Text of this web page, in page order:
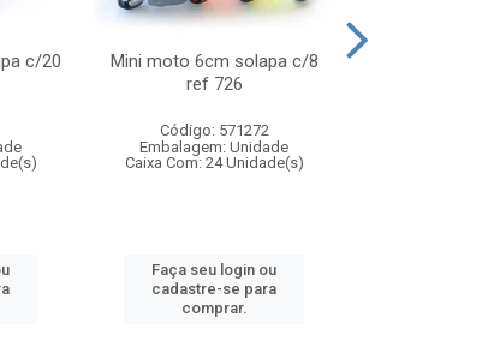
c/20
Mini moto 6cm solapa c/8
ref 726
Código: 571272
Embalagem: Unidade
Caixa Com: 24 Unidade(s)
Faça seu login ou
cadastre-se para
comprar.